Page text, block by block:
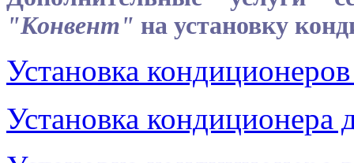
"Конвент" на установку
Установка
Установка кондиционера